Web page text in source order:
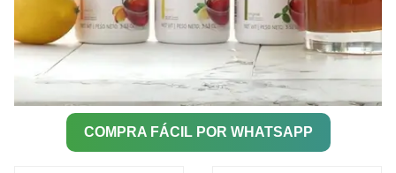
COMPRA FÁCIL POR WHATSAPP